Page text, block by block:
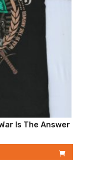
Is The Answer